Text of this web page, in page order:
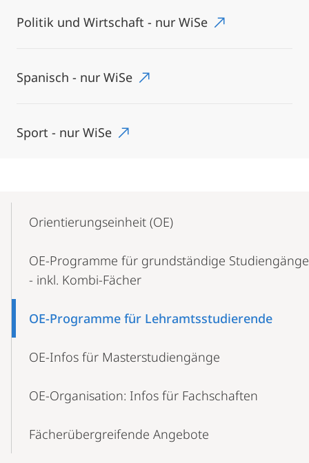
Politik und Wirtschaft - nur WiSe
Spanisch - nur WiSe
Sport - nur WiSe
NavigationOrientierungseinheit (OE)
OE-Programme für grundständige Studiengänge
- inkl. Kombi-Fächer
OE-Programme für Lehramtsstudierende
OE-Infos für Masterstudiengänge
OE-Organisation: Infos für Fachschaften
Fächerübergreifende Angebote